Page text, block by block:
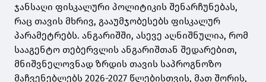
ჯანსაღი ფისკალური პოლიტიკის შენარჩუნებას,
რაც თავის მხრივ, გააუმჯობესებს ფისკალურ
პარამეტრებს. ანგარიშში, ასევე აღნიშნულია, რომ
სააგენტო თებერვლის ანგარიშთან შედარებით,
მნიშვნელოვნად ზრდის თავის საპროგნოზო
მაჩვენებლებს 2026-2027 წლებისთვის, მათ შორის,